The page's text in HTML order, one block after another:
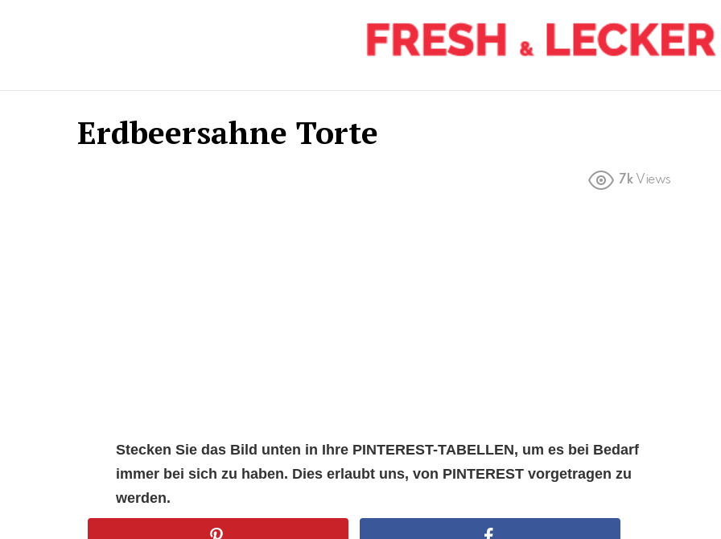
Erdbeersahne Torte
7k Views
Stecken Sie das Bild unten in Ihre PINTEREST-TABELLEN, um es bei Bedarf
immer bei sich zu haben. Dies erlaubt uns, von PINTEREST vorgetragen zu
werden.